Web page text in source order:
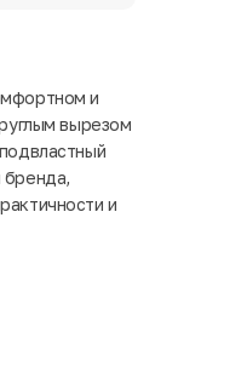
и
вырезом
бренда,
и